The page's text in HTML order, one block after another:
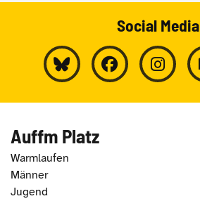
Social Media
Auffm Platz
Warmlaufen
Männer
Jugend